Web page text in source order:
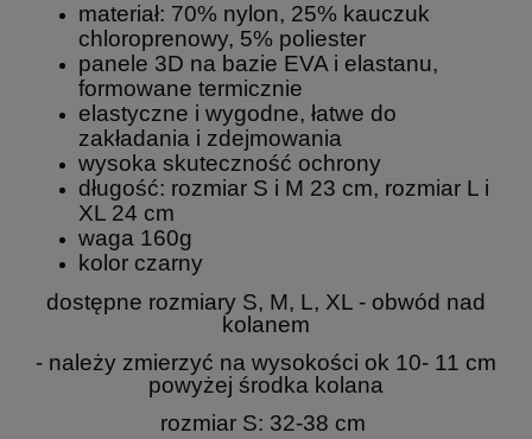
materiał: 70% nylon, 25% kauczuk
chloroprenowy, 5% poliester
panele 3D na bazie EVA i elastanu,
formowane termicznie
elastyczne i wygodne, łatwe do
zakładania i zdejmowania
wysoka skuteczność ochrony
długość: rozmiar S i M 23 cm, rozmiar L i
XL 24 cm
waga 160g
kolor czarny
dostępne rozmiary S, M, L, XL - obwód nad
kolanem
- należy zmierzyć na wysokości ok 10- 11 cm
powyżej środka kolana
rozmiar S: 32-38 cm